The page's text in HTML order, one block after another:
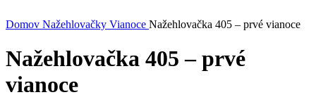
Domov Nažehlovačky Vianoce Nažehlovačka 405 – prvé vianoce
Nažehlovačka 405 – prvé
vianoce